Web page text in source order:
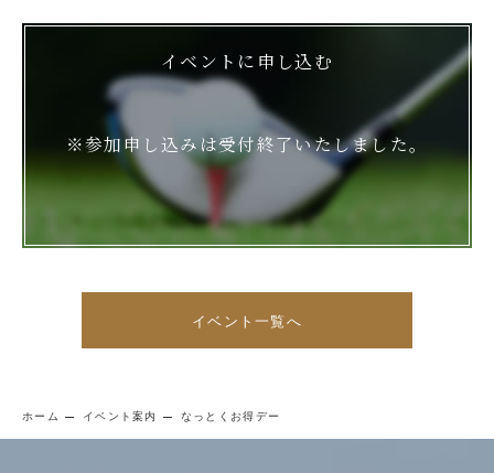
イベントに申し込む
※参加申し込みは受付終了いたしました。
イベント一覧へ
ホーム イベント案内 なっとくお得デー